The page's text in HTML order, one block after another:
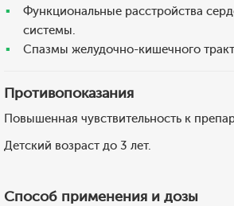
Функциональные расстройства
системы.
Спазмы желудочно-кишечного
Противопоказания
Повышенная чувствительность к
Детский возраст до 3 лет.
Способ применения и дозы